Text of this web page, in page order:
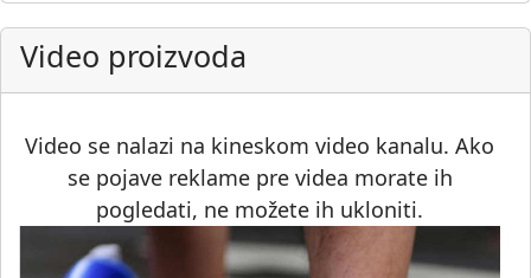
Video proizvoda
Video se nalazi na kineskom video kanalu. Ako
se pojave reklame pre videa morate ih
pogledati, ne možete ih ukloniti.